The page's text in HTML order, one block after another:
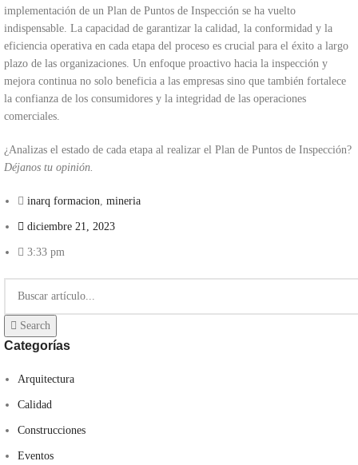
implementación de un Plan de Puntos de Inspección se ha vuelto
indispensable. La capacidad de garantizar la calidad, la conformidad y la
eficiencia operativa en cada etapa del proceso es crucial para el éxito a largo
plazo de las organizaciones. Un enfoque proactivo hacia la inspección y
mejora continua no solo beneficia a las empresas sino que también fortalece
la confianza de los consumidores y la integridad de las operaciones
comerciales.
¿Analizas el estado de cada etapa al realizar el Plan de Puntos de Inspección?
Déjanos tu opinión.
inarq formacion, mineria
diciembre 21, 2023
3:33 pm
Search
Categorías
Arquitectura
Calidad
Construcciones
Eventos